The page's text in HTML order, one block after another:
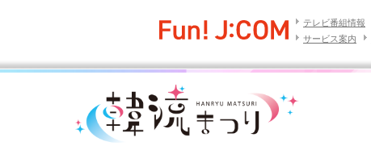
テレビ番組情報
サービス案内